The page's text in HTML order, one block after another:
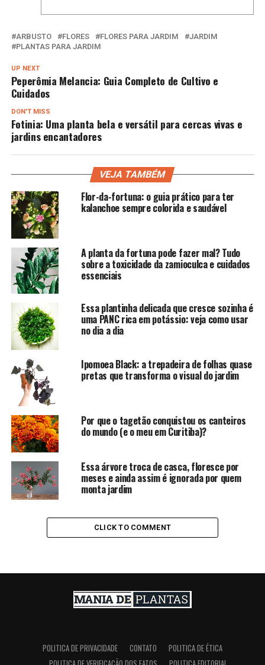
ARBUSTO FLORES FLORES PARA JARDIM
JARDIM
PLANTAS PARA JARDIM
UP NEXT
Peperômia Melancia: Guia Completo de Cultivo e
Cuidados
DON'T MISS
Fotinia: Uma planta bela e versátil para cercas vivas e
jardins encantadores
VEJA TAMBÉM
Flor-da-fortuna: o guia prático para ter
kalanchoe sempre colorida e saudável
A planta da fortuna pode fazer mal? Tudo
sobre a toxicidade da zamioculca e cuidados
essenciais
Essa plantinha delicada que cresce sozinha é
uma PANC rica em potássio: veja como usar
no dia a dia
Ipomoea Black: a trepadeira de folhas quase
pretas que transforma o visual do jardim
Por que o tagetão conquistou os canteiros
do mundo (e o meu em Curitiba)?
Essa árvore troca de casca, floresce por
meses e ainda assim é ignorada por quem
monta jardim
CLICK TO COMMENT
POLITICA DE PRIVACIDADE CONTATO
POLITICA DE ÉTICA